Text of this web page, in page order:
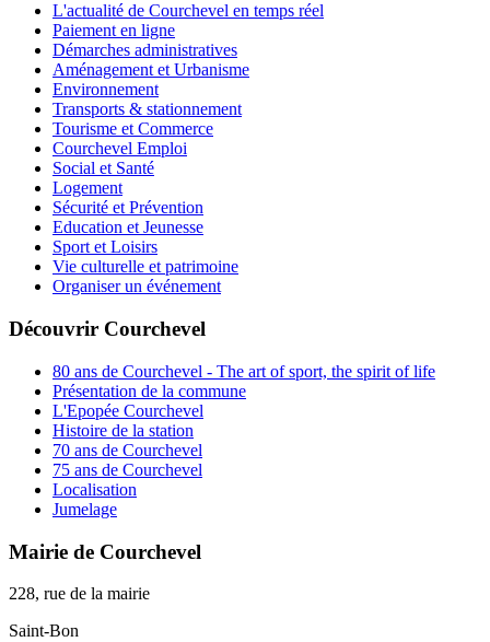
L'actualité de Courchevel en temps réel
Paiement en ligne
Démarches administratives
Aménagement et Urbanisme
Environnement
Transports & stationnement
Tourisme et Commerce
Courchevel Emploi
Social et Santé
Logement
Sécurité et Prévention
Education et Jeunesse
Sport et Loisirs
Vie culturelle et patrimoine
Organiser un événement
Découvrir Courchevel
80 ans de Courchevel - The art of sport, the spirit of life
Présentation de la commune
L'Epopée Courchevel
Histoire de la station
70 ans de Courchevel
75 ans de Courchevel
Localisation
Jumelage
Mairie de Courchevel
228, rue de la mairie
Saint-Bon